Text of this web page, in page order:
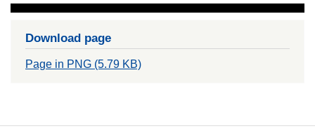
Download page
Page in PNG (5.79 KB)